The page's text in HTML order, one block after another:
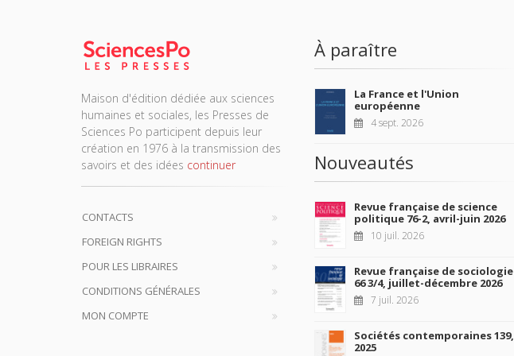
Maison d'édition dédiée aux sciences
humaines et sociales, les Presses de
Sciences Po participent depuis leur
création en 1976 à la transmission des
savoirs et des idées continuer
CONTACTS
FOREIGN RIGHTS
POUR LES LIBRAIRES
CONDITIONS GÉNÉRALES
MON COMPTE
À paraître
La France et l'Union
européenne
4 sept. 2026
Nouveautés
Revue française de science
politique 76-2, avril-juin 2026
10 juil. 2026
Revue française de sociologie
66 3/4, juillet-décembre 2026
7 juil. 2026
Sociétés contemporaines 139,
2025